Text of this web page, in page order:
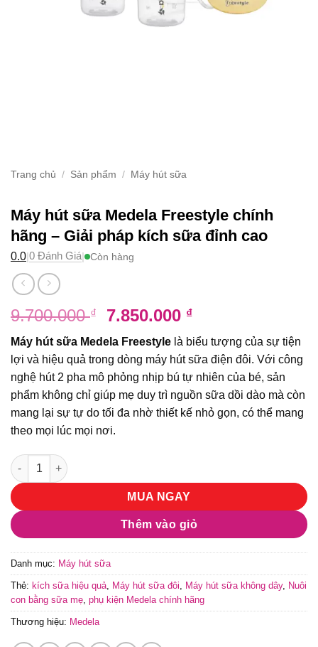
Trang chủ / Sản phẩm / Máy hút sữa
Máy hút sữa Medela Freestyle chính
hãng – Giải pháp kích sữa đỉnh cao
0.0|0 Đánh Giá| Còn hàng
9.700.000₫
Giá
là:
9.700.000 ₫.
7.850.000 ₫Giá
hiện
tại
là:
7.850.000 ₫.
Máy hút sữa Medela Freestyle là biểu tượng của sự tiện
lợi và hiệu quả trong dòng máy hút sữa điện đôi. Với công
nghệ hút 2 pha mô phỏng nhịp bú tự nhiên của bé, sản
phẩm không chỉ giúp mẹ duy trì nguồn sữa dồi dào mà còn
mang lại sự tự do tối đa nhờ thiết kế nhỏ gọn, có thể mang
theo mọi lúc mọi nơi.
Máy hút sữa Medela Freestyle chính hãng - Giải pháp kích
Thêm vào giỏ
MUA NGAY
Danh mục: Máy hút sữa
Thẻ: kích sữa hiệu quả, Máy hút sữa đôi, Máy hút sữa không dây, Nuôi
con bằng sữa mẹ, phụ kiện Medela chính hãng
Thương hiệu: Medela